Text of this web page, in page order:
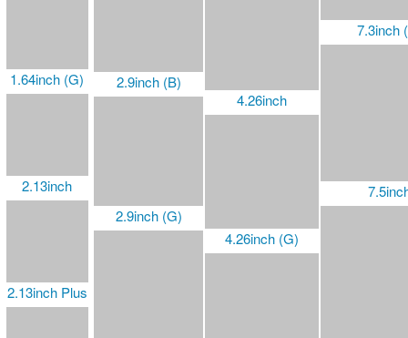
1.64inch (G)
2.13inch
2.13inch Plus
2.9inch (B)
2.9inch (G)
4.26inch
4.26inch (G)
7.3inch